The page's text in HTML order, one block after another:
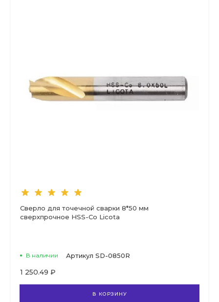
Сверло для точечной сварки 8*50 мм
сверхпрочное HSS-Co Licota
В наличии Артикул SD-0850R
1 250.49 ₽
В КОРЗИНУ